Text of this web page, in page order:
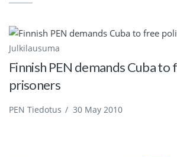
Julkilausuma
Finnish PEN demands Cuba to
prisoners
PEN Tiedotus / 30 May 2010